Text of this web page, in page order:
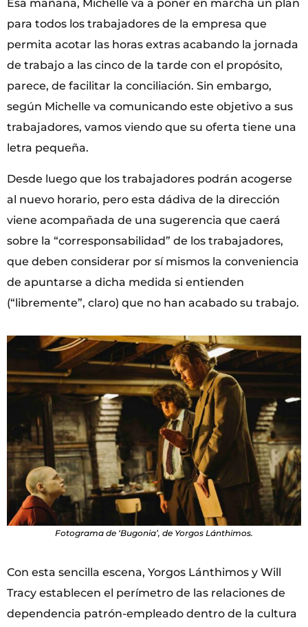
Esa mañana, Michelle va a poner en marcha un plan
para todos los trabajadores de la empresa que
permita acotar las horas extras acabando la jornada
de trabajo a las cinco de la tarde con el propósito,
parece, de facilitar la conciliación. Sin embargo,
según Michelle va comunicando este objetivo a sus
trabajadores, vamos viendo que su oferta tiene una
letra pequeña.
Desde luego que los trabajadores podrán acogerse
al nuevo horario, pero esta dádiva de la dirección
viene acompañada de una sugerencia que caerá
sobre la “corresponsabilidad” de los trabajadores,
que deben considerar por sí mismos la conveniencia
de apuntarse a dicha medida si entienden
(“libremente”, claro) que no han acabado su trabajo.
Fotograma de ‘Bugonia’, de Yorgos Lánthimos.
Con esta sencilla escena, Yorgos Lánthimos y Will
Tracy establecen el perímetro de las relaciones de
dependencia patrón-empleado dentro de la cultura